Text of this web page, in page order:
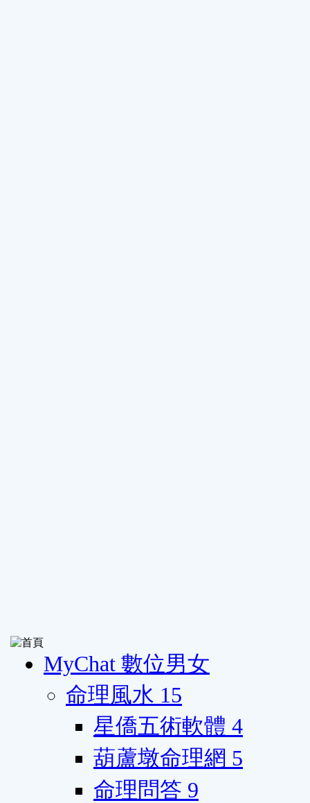
MyChat 數位男女
命理風水 15
星僑五術軟體 4
葫蘆墩命理網 5
命理問答 9